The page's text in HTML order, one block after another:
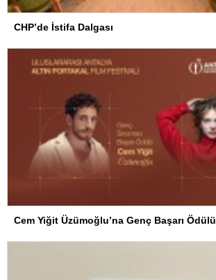
CHP’de İstifa Dalgası
Cem Yiğit Üzümoğlu’na Genç Başarı Ödülü